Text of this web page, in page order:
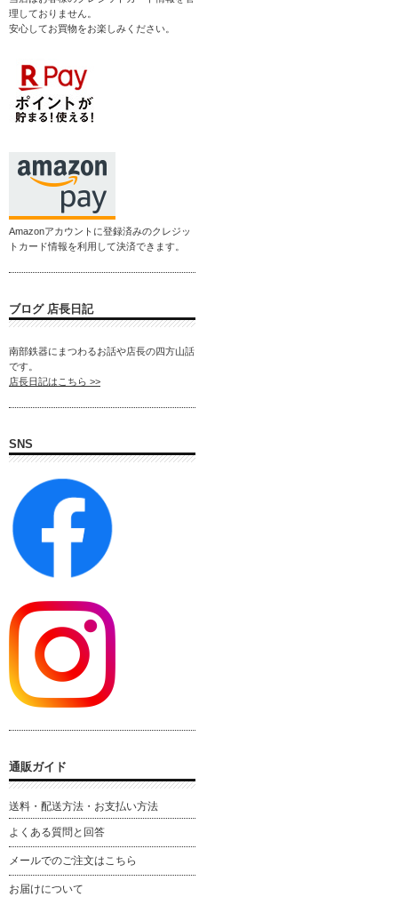
理しておりません。
安心してお買物をお楽しみください。
Amazonアカウントに登録済みのクレジッ
トカード情報を利用して決済できます。
ブログ 店長日記
南部鉄器にまつわるお話や店長の四方山話
です。
店長日記はこちら >>
SNS
通販ガイド
送料・配送方法・お支払い方法
よくある質問と回答
メールでのご注文はこちら
お届けについて